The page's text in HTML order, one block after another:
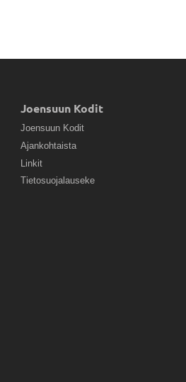
Joensuun Kodit
Joensuun Kodit
Ajankohtaista
Linkit
Tietosuojalauseke